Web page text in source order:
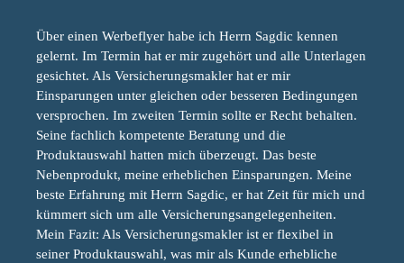
Über einen Werbeflyer habe ich Herrn Sagdic kennen
gelernt. Im Termin hat er mir zugehört und alle Unterlagen
gesichtet. Als Versicherungsmakler hat er mir
Einsparungen unter gleichen oder besseren Bedingungen
versprochen. Im zweiten Termin sollte er Recht behalten.
Seine fachlich kompetente Beratung und die
Produktauswahl hatten mich überzeugt. Das beste
Nebenprodukt, meine erheblichen Einsparungen. Meine
beste Erfahrung mit Herrn Sagdic, er hat Zeit für mich und
kümmert sich um alle Versicherungsangelegenheiten.
Mein Fazit: Als Versicherungsmakler ist er flexibel in
seiner Produktauswahl, was mir als Kunde erhebliche